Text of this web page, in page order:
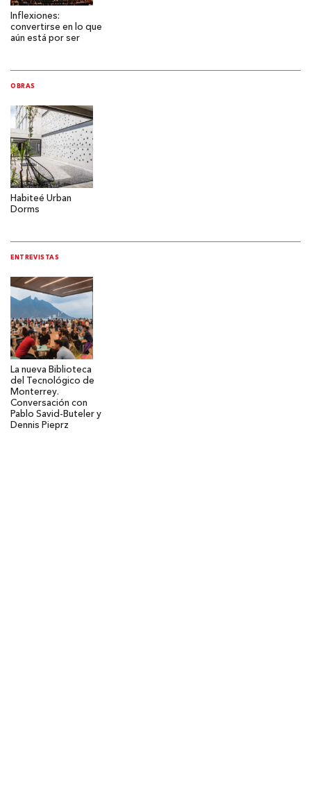
Inflexiones:
convertirse en lo que
aún está por ser
OBRAS
Habiteé Urban
Dorms
ENTREVISTAS
La nueva Biblioteca
del Tecnológico de
Monterrey.
Conversación con
Pablo Savid-Buteler y
Dennis Pieprz